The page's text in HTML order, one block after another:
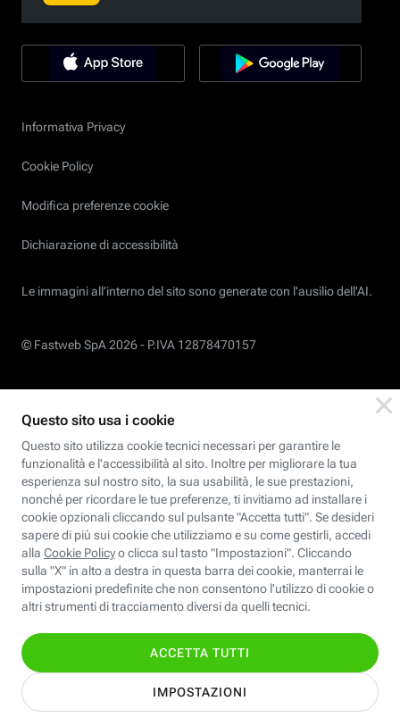
Informativa Privacy
Cookie Policy
Modifica preferenze cookie
Dichiarazione di accessibilità
Le immagini all’interno del sito sono generate con l'ausilio dell'AI.
© Fastweb SpA 2026 - P.IVA 12878470157